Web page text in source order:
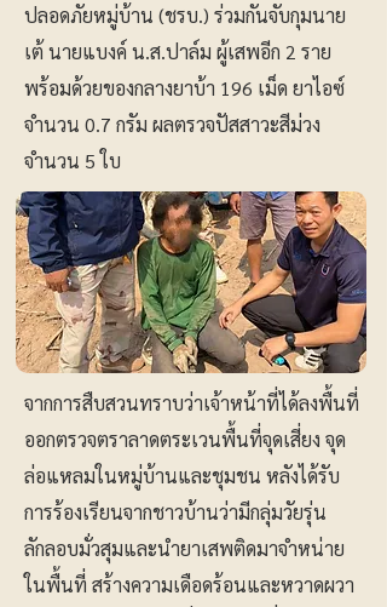
ปลอดภัยหมู่บ้าน (ชรบ.) ร่วมกันจับกุมนาย
เต้ นายแบงค์ น.ส.ปาล์ม ผู้เสพอีก 2 ราย
พร้อมด้วยของกลางยาบ้า 196 เม็ด ยาไอซ์
จำนวน 0.7 กรัม ผลตรวจปัสสาวะสีม่วง
จำนวน 5 ใบ
จากการสืบสวนทราบว่าเจ้าหน้าที่ได้ลงพื้นที่
ออกตรวจตราลาดตระเวนพื้นที่จุดเสี่ยง จุด
ล่อแหลมในหมู่บ้านและชุมชน หลังได้รับ
การร้องเรียนจากชาวบ้านว่ามีกลุ่มวัยรุ่น
ลักลอบมั่วสุมและนำยาเสพติดมาจำหน่าย
ในพื้นที่ สร้างความเดือดร้อนและหวาดผวา